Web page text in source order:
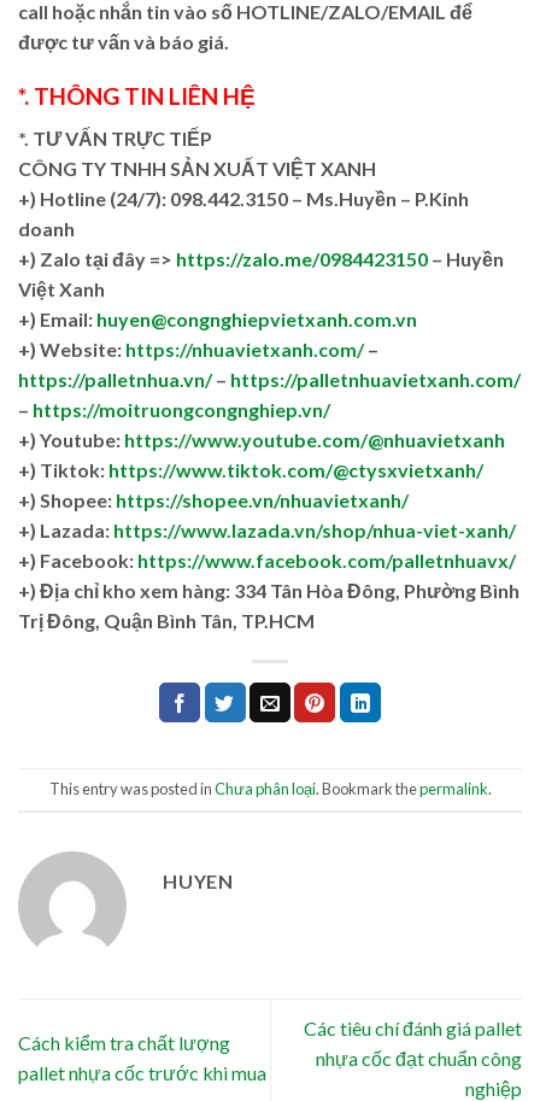
call hoặc nhắn tin vào số HOTLINE/ZALO/EMAIL để
được tư vấn và báo giá.
*. THÔNG TIN LIÊN HỆ
*. TƯ VẤN TRỰC TIẾP
CÔNG TY TNHH SẢN XUẤT VIỆT XANH
+) Hotline (24/7): 098.442.3150 – Ms.Huyền – P.Kinh
doanh
+) Zalo tại đây => https://zalo.me/0984423150 – Huyền
Việt Xanh
+) Email: huyen@congnghiepvietxanh.com.vn
+) Website: https://nhuavietxanh.com/–
https://palletnhua.vn/– https://palletnhuavietxanh.com/
– https://moitruongcongnghiep.vn/
+) Youtube: https://www.youtube.com/@nhuavietxanh
+) Tiktok: https://www.tiktok.com/@ctysxvietxanh/
+) Shopee: https://shopee.vn/nhuavietxanh/
+) Lazada: https://www.lazada.vn/shop/nhua-viet-xanh/
+) Facebook: https://www.facebook.com/palletnhuavx/
+) Địa chỉ kho xem hàng: 334 Tân Hòa Đông, Phường Bình
Trị Đông, Quận Bình Tân, TP.HCM
This entry was posted inChưa phân loại. Bookmark thepermalink.
HUYEN
Cách kiểm tra chất lượng
pallet nhựa cốc trước khi mua
Các tiêu chí đánh giá pallet
nhựa cốc đạt chuẩn công
nghiệp